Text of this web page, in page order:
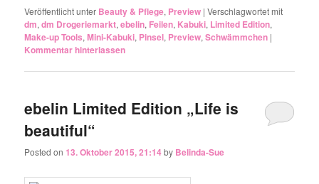
Veröffentlicht unter Beauty & Pflege, Preview |Verschlagwortet mit
dm,dm Drogeriemarkt,ebelin, Feilen, Kabuki, Limited Edition,
Make-up Tools,Mini-Kabuki, Pinsel, Preview,Schwämmchen |
Kommentar hinterlassen
ebelin Limited Edition „Life is
beautiful“
Posted on13. Oktober 2015, 21:14by Belinda-Sue